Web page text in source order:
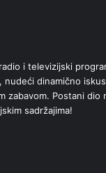
i televizijski
nudeći dinamično
zabavom. Postani dio
sadržajima!